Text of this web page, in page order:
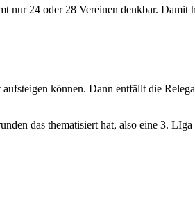
24 oder 28 Vereinen denkbar. Damit
können. Dann entfällt die
das thematisiert hat, also eine 3.